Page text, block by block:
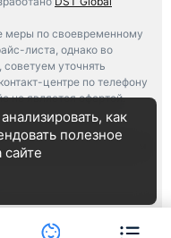
меры по своевременному
листа, однако во
уточнять
центре по телефону
не является офертой.
договора.
услуг медицинским
как
полезное
сайте